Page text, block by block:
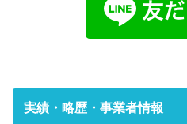
実績・略歴・事業者情報